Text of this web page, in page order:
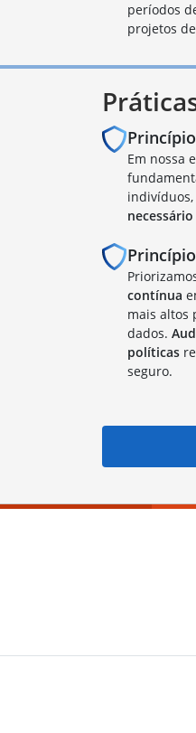
períodos
projetos
Em nossa
necessário
contínua
mais altos
dados.
políticas
seguro.